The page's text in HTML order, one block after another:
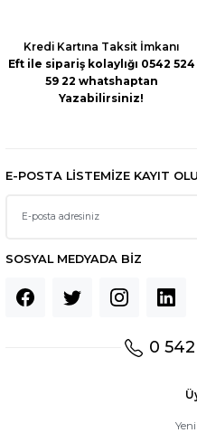
Kredi Kartına Taksit İmkanı
Eft ile sipariş kolaylığı 0542 524
59 22 whatshaptan
Yazabilirsiniz!
E-POSTA LİSTEMİZE KAYIT
SOSYAL MEDYADA BİZ
0